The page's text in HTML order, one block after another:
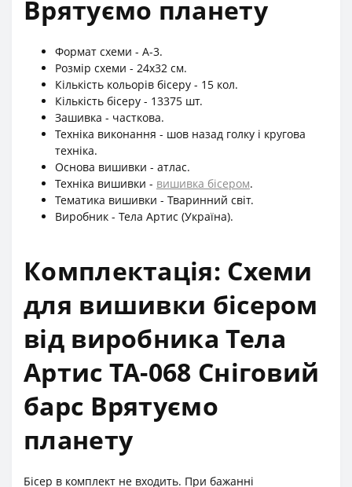
Врятуємо планету
Формат схеми - А-3.
Розмір схеми - 24х32 см.
Кількість кольорів бісеру - 15 кол.
Кількість бісеру - 13375 шт.
Зашивка - часткова.
Техніка виконання - шов назад голку і кругова
техніка.
Основа вишивки - атлас.
Техніка вишивки - вишивка бісером.
Тематика вишивки - Тваринний світ.
Виробник - Тела Артис (Україна).
Комплектація: Схеми
для вишивки бісером
від виробника Тела
Артис ТА-068 Сніговий
барс Врятуємо
планету
Бісер в комплект не входить. При бажанні